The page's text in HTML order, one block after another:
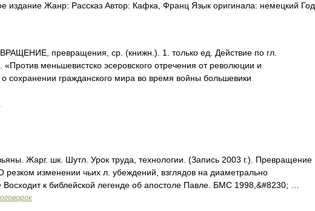
издание Жанр: Рассказ Автор: Кафка, Франц Язык оригинала: немецкий Год
превращения, ср. (книжн.). 1. только ед. Действие по гл.
«Против меньшевистско эсеровского отречения от революции и
о сохранении гражданского мира во время войны большевики
Жарг. шк. Шутл. Урок труда, технологии. (Запись 2003 г.). Превращение
изменении чьих л. убеждений, взглядов на диаметрально
к библейской легенде об апостоле Павле. БМС 1998,&#8230; …